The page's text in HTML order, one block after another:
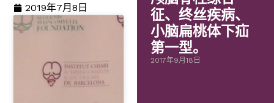
2019年7月8日
征、终丝疾病、
小脑扁桃体下疝
第一型。
2017年9月18日